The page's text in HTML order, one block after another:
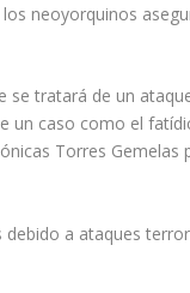
neoyorquinos
se tratará de un
caso como el
Torres Gemelas
a ataques